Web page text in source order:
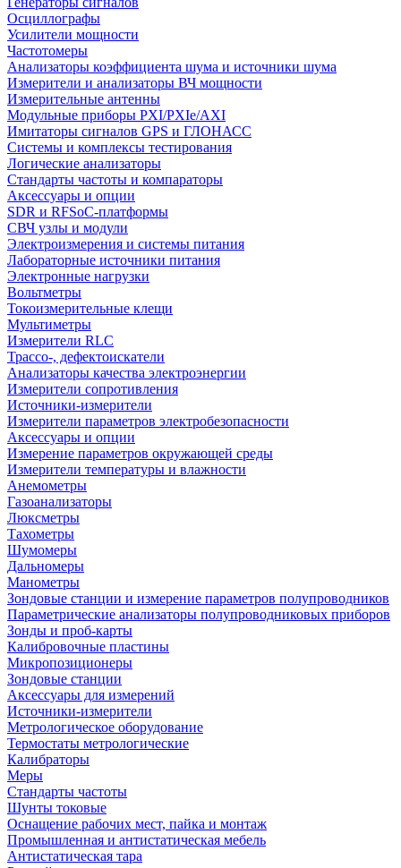
Осциллографы
Усилители мощности
Частотомеры
Анализаторы коэффициента шума и источники шума
Измерители и анализаторы ВЧ мощности
Измерительные антенны
Модульные приборы PXI/PXIe/AXI
Имитаторы сигналов GPS и ГЛОНАСС
Системы и комплексы тестирования
Логические анализаторы
Стандарты частоты и компараторы
Аксессуары и опции
SDR и RFSoC‑платформы
СВЧ узлы и модули
Электроизмерения и системы питания
Лабораторные источники питания
Электронные нагрузки
Вольтметры
Токоизмерительные клещи
Мультиметры
Измерители RLC
Трассо-, дефектоискатели
Анализаторы качества электроэнергии
Измерители сопротивления
Источники-измерители
Измерители параметров электробезопасности
Аксессуары и опции
Измерение параметров окружающей среды
Измерители температуры и влажности
Анемометры
Газоанализаторы
Люксметры
Тахометры
Шумомеры
Дальномеры
Манометры
Зондовые станции и измерение параметров полупроводников
Параметрические анализаторы полупроводниковых приборов
Зонды и проб-карты
Калибровочные пластины
Микропозиционеры
Зондовые станции
Аксессуары для измерений
Источники-измерители
Метрологическое оборудование
Термостаты метрологические
Калибраторы
Меры
Стандарты частоты
Шунты токовые
Оснащение рабочих мест, пайка и монтаж
Промышленная и антистатическая мебель
Антистатическая тара